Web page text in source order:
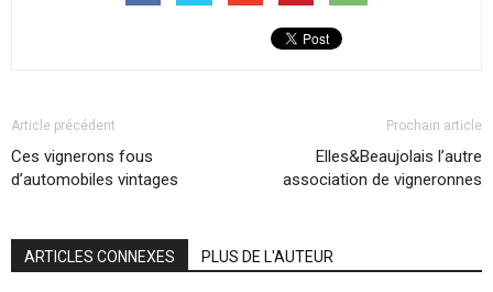
Article précédent
Ces vignerons fous
d’automobiles vintages
Prochain article
Elles&Beaujolais l’autre
association de vigneronnes
ARTICLES CONNEXES PLUS DE L'AUTEUR